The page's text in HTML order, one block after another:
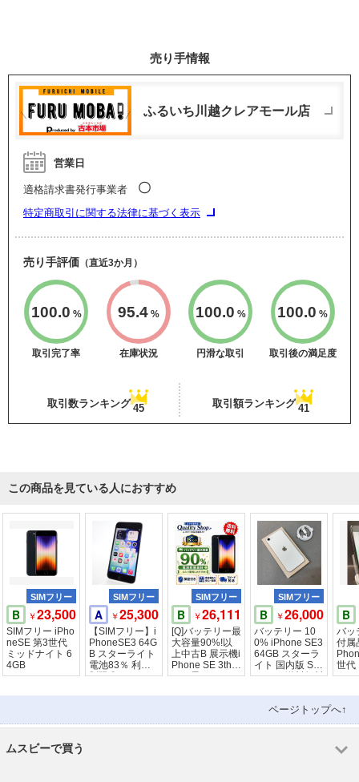
売り手情報
ふるいち川越クレアモール店
営業日
適格請求書発行事業者 〇
特定商取引に関する法律に基づく表示
売り手評価 （直近3か月）
100.0 %
取引完了率
95.4%
在庫状況
100.0 %
円滑な取引
100.0 %
取引後の満足度
取引数ランキング 45 取引額ランキング 41
この商品を見ている人におすすめ
SIMフリー
B ￥23,500
SIMフリー iPho
neSE 第3世代
ミッドナイト 6
4GB
SIMフリー
A ￥25,300
【SIMフリー】i
PhoneSE3 64G
B スターライト
電池83％ 利用
制限〇
SIMフリー
B ￥26,111
[Q]バッテリー最
大容量90%!以
上中古B 展示機i
Phone SE 3th 6
4gb 黒
SIMフリー
B ￥26,000
バッテリー 10
0% iPhone SE3
64GB スターラ
イト 国内版 SIM
フリー 送料無料
B
バッ
付属
世代
ト
ページトップへ↑
ムスビーで買う